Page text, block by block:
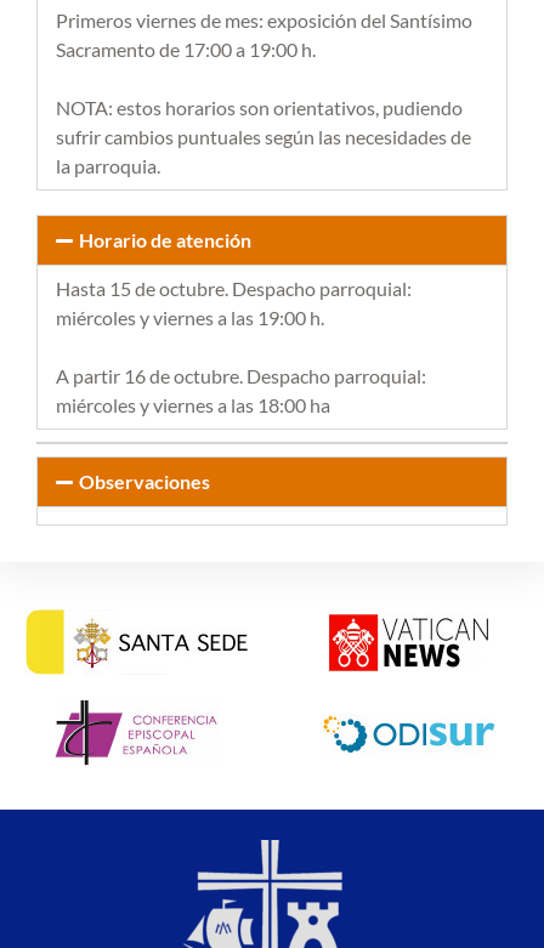
Primeros viernes de mes: exposición del Santísimo
Sacramento de 17:00 a 19:00 h.
NOTA: estos horarios son orientativos, pudiendo
sufrir cambios puntuales según las necesidades de
la parroquia.
Horario de atención
Hasta 15 de octubre. Despacho parroquial:
miércoles y viernes a las 19:00 h.
A partir 16 de octubre. Despacho parroquial:
miércoles y viernes a las 18:00 ha
Observaciones